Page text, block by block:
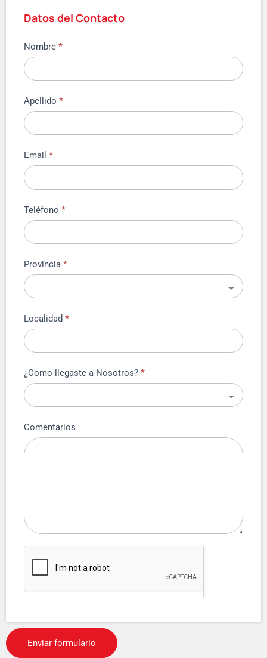
Datos del Contacto
Nombre *
Apellido *
Email *
Teléfono *
Provincia *
Localidad *
¿Como llegaste a Nosotros? *
Comentarios